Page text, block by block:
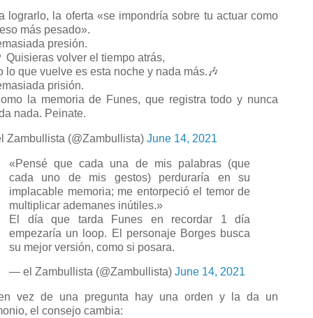
lograrlo, la oferta «se impondría sobre tu actuar como
más pesado».
presión.
volver el tiempo atrás,
lo que vuelve es esta noche y nada más.🎶
prisión.
la memoria de Funes, que registra todo y nunca
nada. Peinate.
Zambullista (@Zambullista) June 14, 2021
«Pensé que cada una de mis palabras (que
cada uno de mis gestos) perduraría en su
implacable memoria; me entorpeció el temor de
multiplicar ademanes inútiles.»
El día que tarda Funes en recordar 1 día
empezaría un loop. El personaje Borges busca
su mejor versión, como si posara.
— el Zambullista (@Zambullista) June 14, 2021
vez de una pregunta hay una orden y la da un
el consejo cambia: